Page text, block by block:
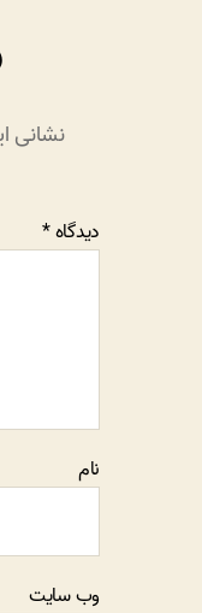
نشانی
دیدگاه*
نام
وب‌ سایت